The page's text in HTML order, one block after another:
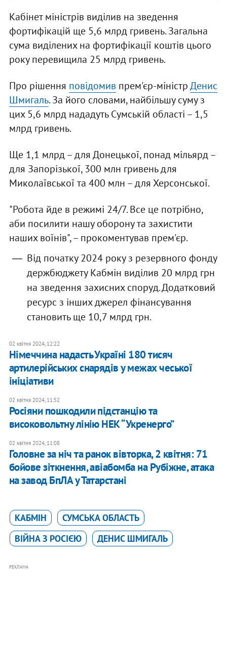
Кабінет міністрів виділив на зведення
фортифікацій ще 5,6 млрд гривень. Загальна
сума виділених на фортифікації коштів цього
року перевищила 25 млрд гривень.
Про рішення повідомив прем'єр-міністрДенис
Шмигаль. За його словами, найбільшу суму з
цих 5,6 млрд нададуть Сумській області – 1,5
млрд гривень.
Ще 1,1 млрд – для Донецької, понад мільярд –
для Запорізької, 300 млн гривень для
Миколаївської та 400 млн – для Херсонської.
"Робота йде в режимі 24/7. Все це потрібно,
аби посилити нашу оборону та захистити
наших воїнів", – прокоментував прем'єр.
Від початку 2024 року з резервного фонду
держбюджету Кабмін виділив 20 млрд грн
на зведення захисних споруд. Додатковий
ресурс з інших джерел фінансування
становить ще 10,7 млрд грн.
02 квітня 2024, 12:22
Німеччина надасть Україні 180 тисяч
артилерійських снарядів у межах чеської
ініціативи
02 квітня 2024, 11:52
Росіяни пошкодили підстанцію та
високовольтну лінію НЕК “Укренерго”
02 квітня 2024, 11:08
Головне за ніч та ранок вівторка, 2 квітня: 71
бойове зіткнення, авіабомба на Рубіжне, атака
на завод БпЛА у Татарстані
КАБМІН
СУМСЬКА ОБЛАСТЬ
ВІЙНА З РОСІЄЮ
ДЕНИС ШМИГАЛЬ
РЕКЛАМА